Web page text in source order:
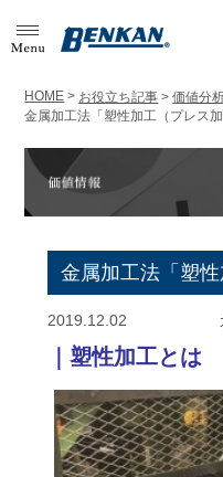
HOME > お役立ち記事 >価値分
金属加工法「塑性加工（プレス加
金属加工法「塑性
2019.12.02
｜塑性加工とは